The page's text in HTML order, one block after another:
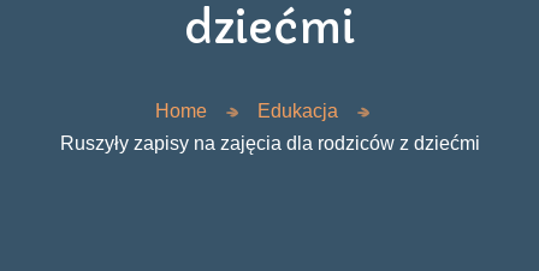
dziećmi
Home
Edukacja
Ruszyły zapisy na zajęcia dla rodziców z dziećmi